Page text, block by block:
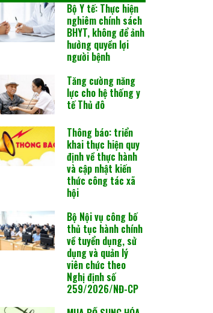
Bộ Y tế: Thực hiện
nghiêm chính sách
BHYT, không để ảnh
hưởng quyền lợi
người bệnh
Tăng cường năng
lực cho hệ thống y
tế Thủ đô
Thông báo: triển
khai thực hiện quy
định về thực hành
và cập nhật kiến
thức công tác xã
hội
Bộ Nội vụ công bố
thủ tục hành chính
về tuyển dụng, sử
dụng và quản lý
viên chức theo
Nghị định số
259/2026/NĐ-CP